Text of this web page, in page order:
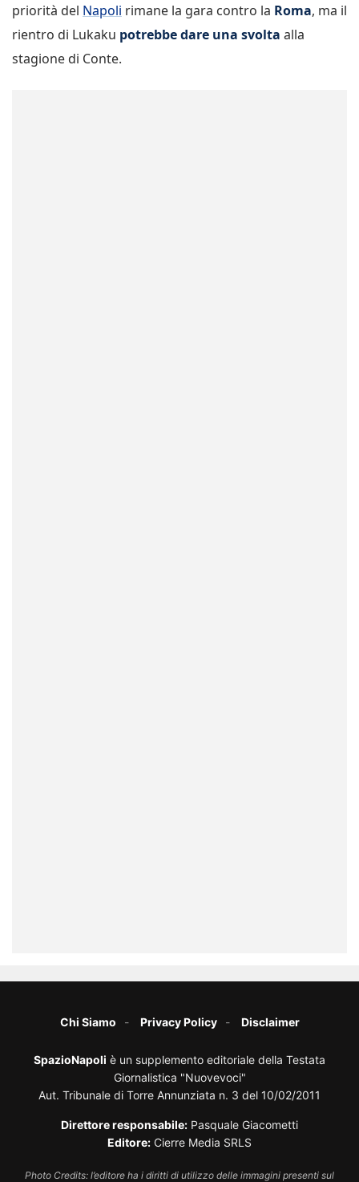
priorità del Napoli rimane la gara contro la Roma, ma il
rientro di Lukaku potrebbe dare una svolta alla
stagione di Conte.
Chi Siamo Privacy Policy Disclaimer
SpazioNapoli è un supplemento editoriale della Testata
Giornalistica "Nuovevoci"
Aut. Tribunale di Torre Annunziata n. 3 del 10/02/2011
Direttore responsabile: Pasquale Giacometti
Editore: Cierre Media SRLS
Photo Credits: l’editore ha i diritti di utilizzo delle immagini presenti sul